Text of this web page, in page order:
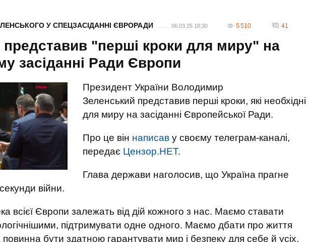
У СПЕЦЗАСІДАННІ ЄВРОРАДИ 06.03.25 18:30 5 510 41
"перші кроки для миру" на
засіданні Ради Європи
Президент України Володимир
Зеленський представив перші кроки, які необхідні
для миру на засіданні Європейської Ради.
Про це він написав у своєму телеграм-каналі,
передає Цензор.НЕТ.
Глава держави наголосив, що Україна прагне
війни.
всієї Європи залежать від дій кожного з нас. Маємо ставати
підтримувати одне одного. Маємо дбати про життя
бути здатною гарантувати мир і безпеку для себе й усіх,